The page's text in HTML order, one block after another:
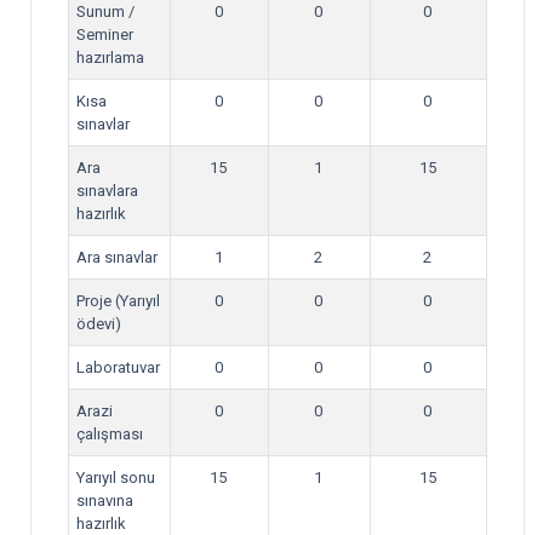
Sunum /
Seminer
hazırlama
0 0 0
Kısa
sınavlar
0 0 0
Ara
sınavlara
hazırlık
15 1 15
Ara sınavlar 1 2 2
Proje (Yarıyıl
ödevi)
0 0 0
Laboratuvar 0 0 0
Arazi
çalışması
0 0 0
Yarıyıl sonu
sınavına
hazırlık
15 1 15